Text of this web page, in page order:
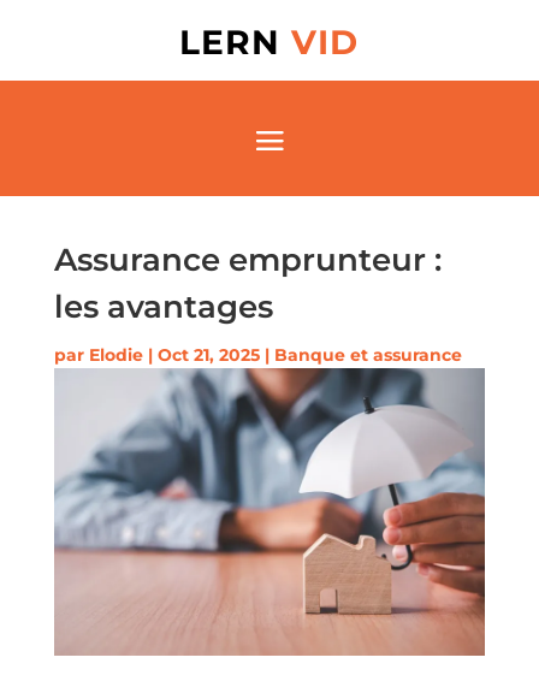
LERNVID
Assurance emprunteur :
les avantages
par Elodie| Oct 21, 2025| Banque et assurance